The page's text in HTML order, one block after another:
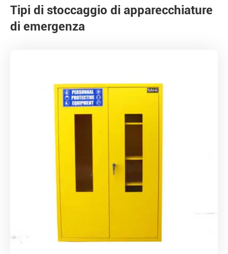
Tipi di stoccaggio di apparecchiature
di emergenza